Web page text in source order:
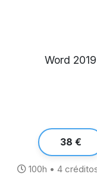
Word 2019
38 €
100h • 4